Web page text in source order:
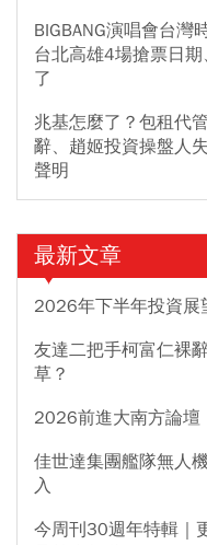
BIGBANG演唱會台灣
台北高雄4場搶票日
了
兆基怎麼了？包租代
辭、趙姬投資操盤人
聲明
最新文章
2026年下半年投資展
友達二把手柯富仁裸
草？
2026前進大南方論壇
佳世達集團艦隊無人
入
今周刊30週年特輯｜